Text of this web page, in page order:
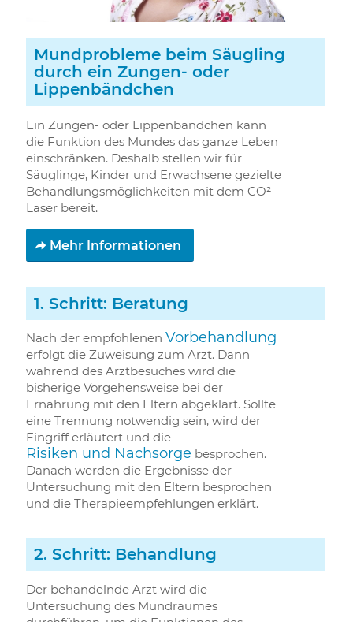
Mundprobleme beim Säugling
durch ein Zungen- oder
Lippenbändchen
Ein Zungen- oder Lippenbändchen kann
die Funktion des Mundes das ganze Leben
einschränken. Deshalb stellen wir für
Säuglinge, Kinder und Erwachsene gezielte
Behandlungsmöglichkeiten mit dem CO²
Laser bereit.
Mehr Informationen
1. Schritt: Beratung
Nach der empfohlenen Vorbehandlung
erfolgt die Zuweisung zum Arzt. Dann
während des Arztbesuches wird die
bisherige Vorgehensweise bei der
Ernährung mit den Eltern abgeklärt. Sollte
eine Trennung notwendig sein, wird der
Eingriff erläutert und die
Risiken und Nachsorge besprochen.
Danach werden die Ergebnisse der
Untersuchung mit den Eltern besprochen
und die Therapieempfehlungen erklärt.
2. Schritt: Behandlung
Der behandelnde Arzt wird die
Untersuchung des Mundraumes